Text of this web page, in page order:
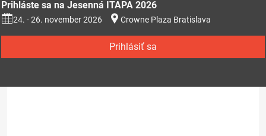
Prihláste sa na Jesenná ITAPA 2026
24. - 26. november 2026 Crowne Plaza Bratislava
Prihlásiť sa